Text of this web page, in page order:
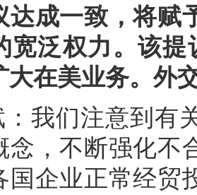
达成一致，将赋
宽泛权力。该提
大在美业务。外
：我们注意到有
念，不断强化不
国企业正常经贸